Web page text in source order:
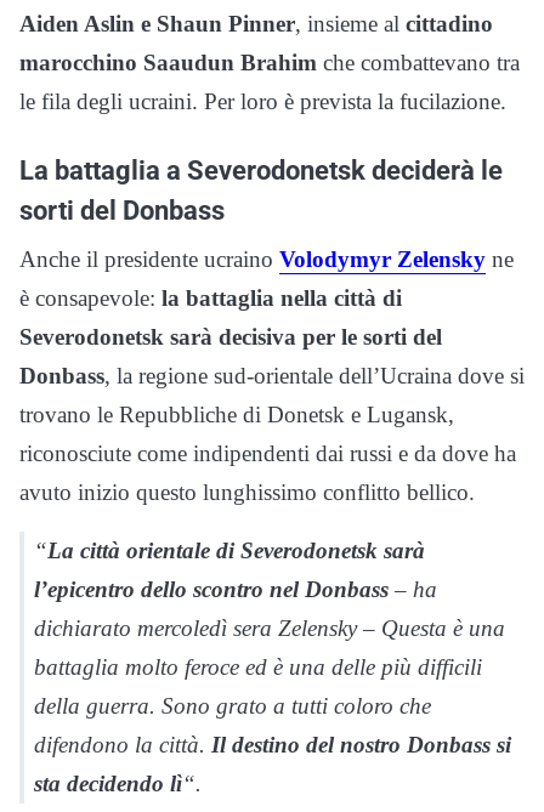
Aiden Aslin e Shaun Pinner, insieme al cittadino
marocchino Saaudun Brahim che combattevano tra
le fila degli ucraini. Per loro è prevista la fucilazione.
La battaglia a Severodonetsk deciderà le
sorti del Donbass
Anche il presidente ucraino Volodymyr Zelensky ne
è consapevole: la battaglia nella città di
Severodonetsk sarà decisiva per le sorti del
Donbass, la regione sud-orientale dell’Ucraina dove si
trovano le Repubbliche di Donetsk e Lugansk,
riconosciute come indipendenti dai russi e da dove ha
avuto inizio questo lunghissimo conflitto bellico.
“La città orientale di Severodonetsk sarà
l’epicentro dello scontro nel Donbass– ha
dichiarato mercoledì sera Zelensky – Questa è una
battaglia molto feroce ed è una delle più difficili
della guerra. Sono grato a tutti coloro che
difendono la città. Il destino del nostro Donbass si
sta decidendo lì“.